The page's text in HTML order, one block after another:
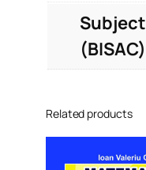
Subject
(BISAC)
Related products